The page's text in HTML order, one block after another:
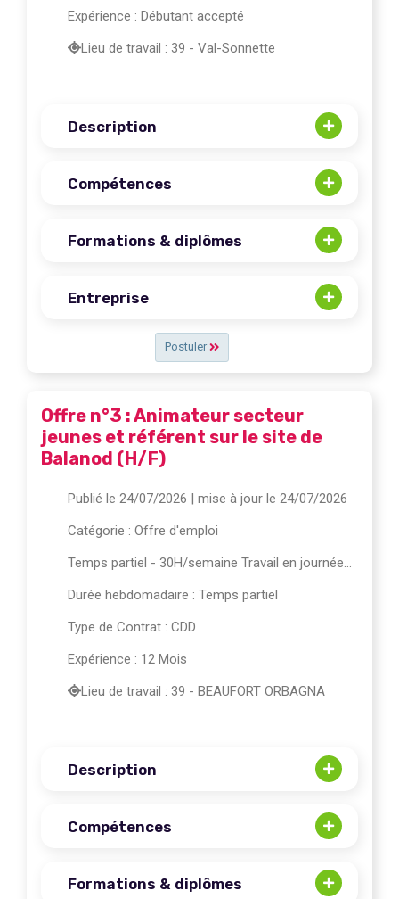
Postuler
Expérience : Débutant accepté
Lieu de travail : 39 - Val-Sonnette
Description
Compétences
Formations & diplômes
Entreprise
Offre n°3 : Animateur secteur
jeunes et référent sur le site de
Balanod (H/F)
Publié le 24/07/2026 | mise à jour le 24/07/2026
Catégorie : Offre d'emploi
Temps partiel - 30H/semaine Travail en journée...
Durée hebdomadaire : Temps partiel
Type de Contrat : CDD
Expérience : 12 Mois
Lieu de travail : 39 - BEAUFORT ORBAGNA
Description
Compétences
Formations & diplômes